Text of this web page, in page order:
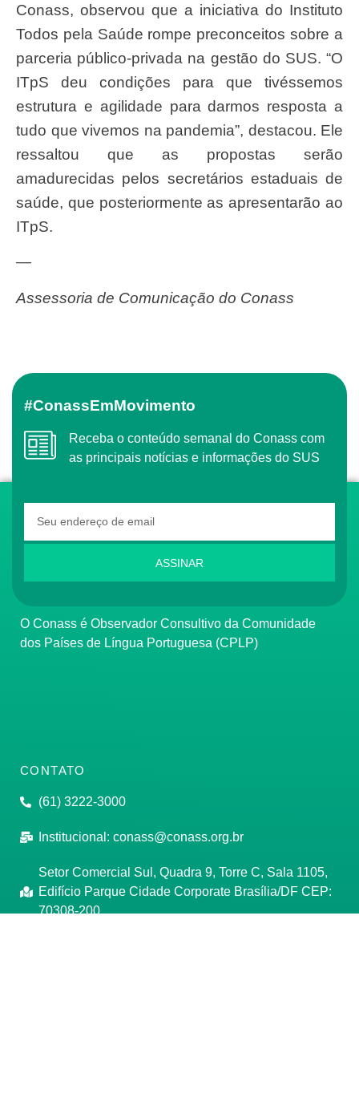
Conass, observou que a iniciativa do Instituto
Todos pela Saúde rompe preconceitos sobre a
parceria público-privada na gestão do SUS. “O
ITpS deu condições para que tivéssemos
estrutura e agilidade para darmos resposta a
tudo que vivemos na pandemia”, destacou. Ele
ressaltou que as propostas serão
amadurecidas pelos secretários estaduais de
saúde, que posteriormente as apresentarão ao
ITpS.
—
Assessoria de Comunicação do Conass
#ConassEmMovimento
Receba o conteúdo semanal do Conass com
as principais notícias e informações do SUS
ASSINAR
O Conass é Observador Consultivo da Comunidade
dos Países de Língua Portuguesa (CPLP)
CONTATO
(61) 3222-3000
Institucional: conass@conass.org.br
Setor Comercial Sul, Quadra 9, Torre C, Sala 1105,
Edifício Parque Cidade Corporate Brasília/DF CEP:
70308-200